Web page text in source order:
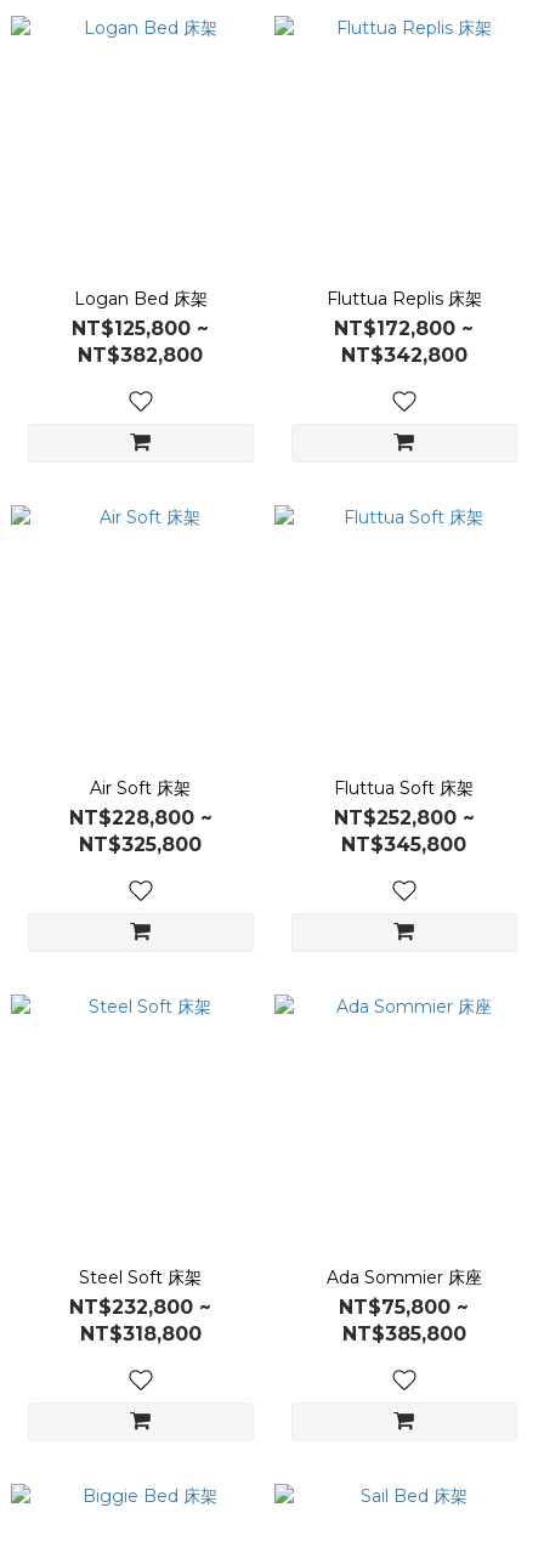
Logan Bed 床架
NT$125,800 ~
NT$382,800
Fluttua Replis 床架
NT$172,800 ~
NT$342,800
Air Soft 床架
NT$228,800 ~
NT$325,800
Fluttua Soft 床架
NT$252,800 ~
NT$345,800
Steel Soft 床架
NT$232,800 ~
NT$318,800
Ada Sommier 床座
NT$75,800 ~
NT$385,800